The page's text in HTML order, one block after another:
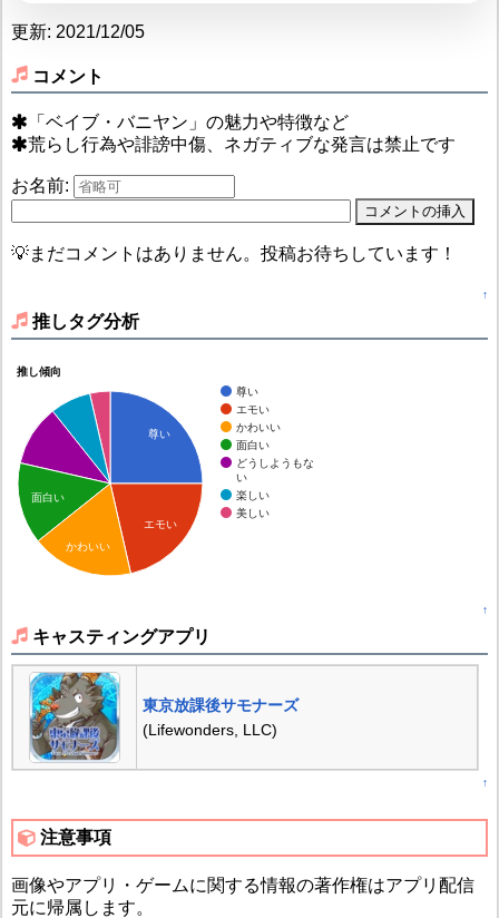
更新: 2021/12/05
コメント
「ベイブ・バニヤン」の魅力や特徴など
荒らし行為や誹謗中傷、ネガティブな発言は禁止です
お名前:
💡まだコメントはありません。投稿お待ちしています！
↑
推しタグ分析
推し傾向
尊い
エモい
かわいい
面白い
どうしようもな
い
楽しい
美しい
尊い
エモい
面白い
かわいい
↑
キャスティングアプリ
東京放課後サモナーズ
(Lifewonders, LLC)
↑
注意事項
画像やアプリ・ゲームに関する情報の著作権はアプリ配信
元に帰属します。